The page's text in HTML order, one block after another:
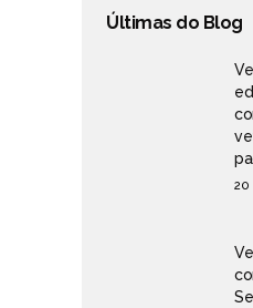
Últimas do Blog
20